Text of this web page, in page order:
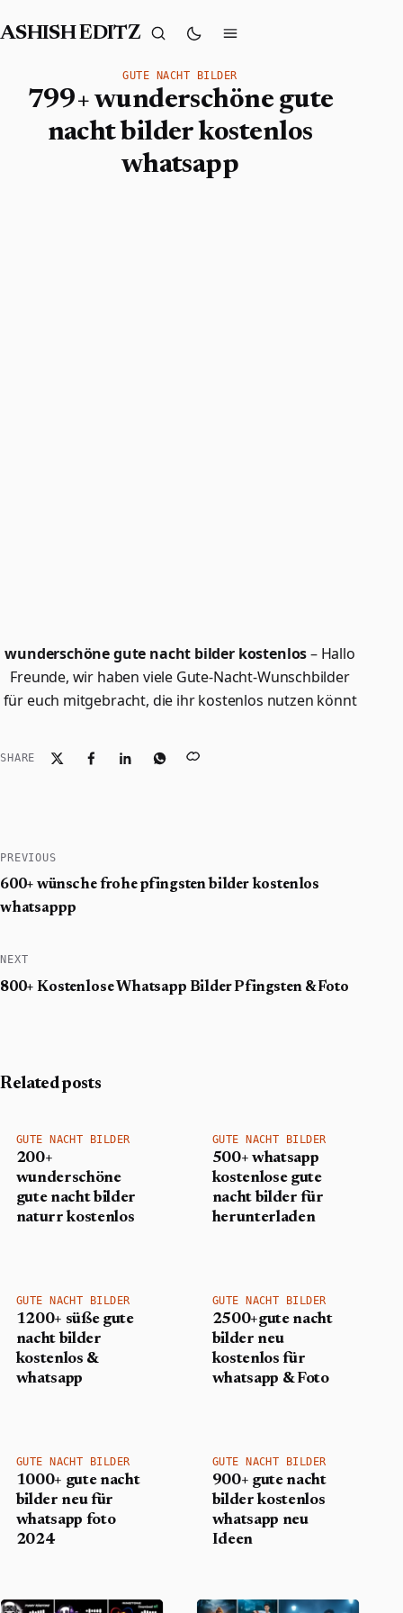
ASHISH EDITZ
GUTE NACHT BILDER
799+ wunderschöne gute
nacht bilder kostenlos
whatsapp
wunderschöne gute nacht bilder kostenlos– Hallo
Freunde, wir haben viele Gute-Nacht-Wunschbilder
für euch mitgebracht, die ihr kostenlos nutzen könnt
SHARE
PREVIOUS
600+ wünsche frohe pfingsten bilder kostenlos
whatsappp
NEXT
800+ Kostenlose Whatsapp Bilder Pfingsten & Foto
Related posts
GUTE NACHT BILDER
200+
wunderschöne
gute nacht bilder
naturr kostenlos
GUTE NACHT BILDER
500+ whatsapp
kostenlose gute
nacht bilder für
herunterladen
GUTE NACHT BILDER
1200+ süße gute
nacht bilder
kostenlos &
whatsapp
GUTE NACHT BILDER
2500+gute nacht
bilder neu
kostenlos für
whatsapp & Foto
GUTE NACHT BILDER
1000+ gute nacht
bilder neu für
whatsapp foto
2024
GUTE NACHT BILDER
900+ gute nacht
bilder kostenlos
whatsapp neu
Ideen